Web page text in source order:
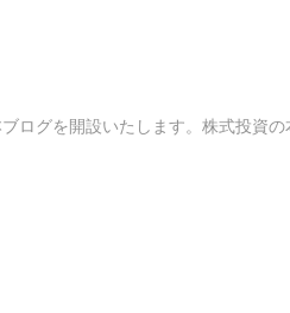
ログを開設いたします。株式投資の